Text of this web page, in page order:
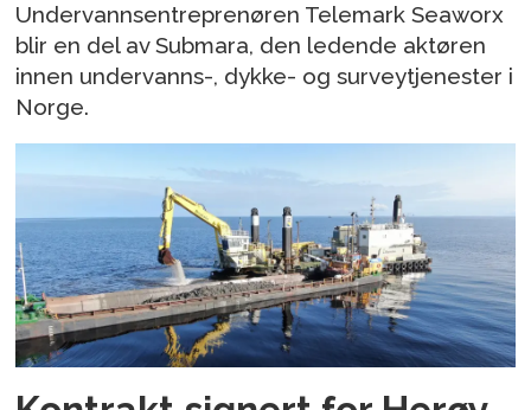
Undervannsentreprenøren Telemark Seaworx
blir en del av Submara, den ledende aktøren
innen undervanns-, dykke- og surveytjenester i
Norge.